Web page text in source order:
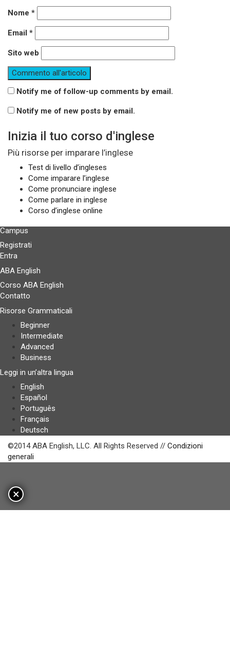
Nome *
Email *
Sito web
Notify me of follow-up comments by email.
Notify me of new posts by email.
Inizia il tuo corso d'inglese
Più risorse per imparare l’inglese
Test di livello d’ingleses
Come imparare l’inglese
Come pronunciare inglese
Come parlare in inglese
Corso d’inglese online
Campus
Registrati
Entra
ABA English
Corso ABA English
Contatto
Risorse Grammaticali
Beginner
Intermediate
Advanced
Business
Leggi in un’altra lingua
English
Español
Português
Français
Deutsch
©2014 ABA English, LLC. All Rights Reserved // Condizioni
generali
×